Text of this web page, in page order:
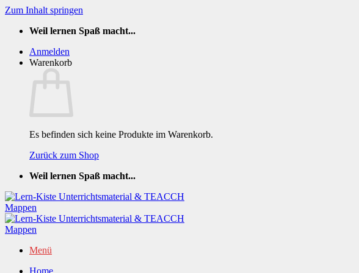
Zum Inhalt springen
Weil lernen Spaß macht...
Anmelden
Warenkorb
Es befinden sich keine Produkte im Warenkorb.
Zurück zum Shop
Weil lernen Spaß macht...
Menü
Home